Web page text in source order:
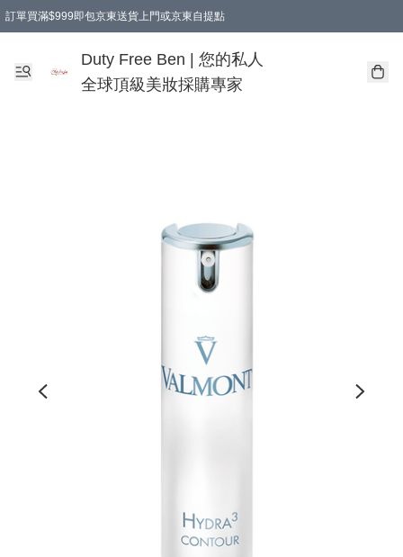
訂單買滿$999即包京東送貨上門或京東自提點
Duty Free Ben | 您的私人
全球頂級美妝採購專家